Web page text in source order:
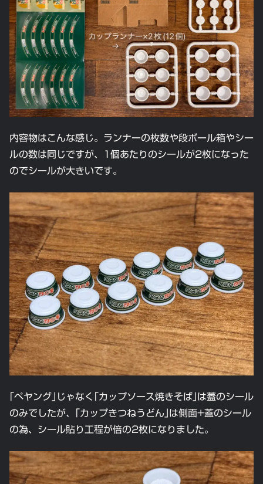
内容物はこんな感じ。ランナーの枚数や段ボール箱やシー
ルの数は同じですが、1個あたりのシールが2枚になった
のでシールが大きいです。
｢ペヤング｣じゃなく｢カップソース焼きそば｣は蓋のシール
のみでしたが、｢カップきつねうどん｣は側面+蓋のシール
の為、シール貼り工程が倍の2枚になりました。